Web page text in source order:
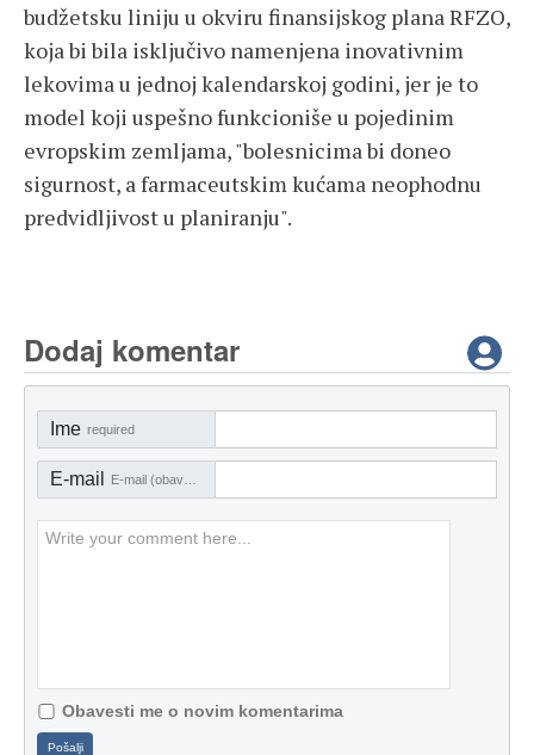
budžetsku liniju u okviru finansijskog plana RFZO,
koja bi bila isključivo namenjena inovativnim
lekovima u jednoj kalendarskoj godini, jer je to
model koji uspešno funkcioniše u pojedinim
evropskim zemljama, "bolesnicima bi doneo
sigurnost, a farmaceutskim kućama neophodnu
predvidljivost u planiranju".
Dodaj komentar
Ime required
E-mail
Obavesti me o novim komentarima
Pošalji